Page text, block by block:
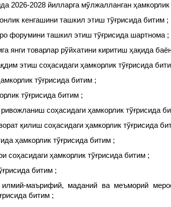
2026-2028 йилларга мўлжалланган ҳамкорлик
кенгашини ташкил этиш тўғрисида битим ;
форумини ташкил этиш тўғрисида шартнома ;
янги товарлар рўйхатини киритиш ҳақида
этиш соҳасидаги ҳамкорлик тўғрисида
тўғрисида битим ;
тўғрисида битим ;
соҳасидаги ҳамкорлик тўғрисида
қилиш соҳасидаги ҳамкорлик тўғрисида
ҳамкорлик тўғрисида битим ;
соҳасидаги ҳамкорлик тўғрисида битим ;
битим ;
маърифий, маданий ва меъморий
битим ;